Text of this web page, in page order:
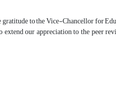
to the Vice-Chancellor for
our appreciation to the peer